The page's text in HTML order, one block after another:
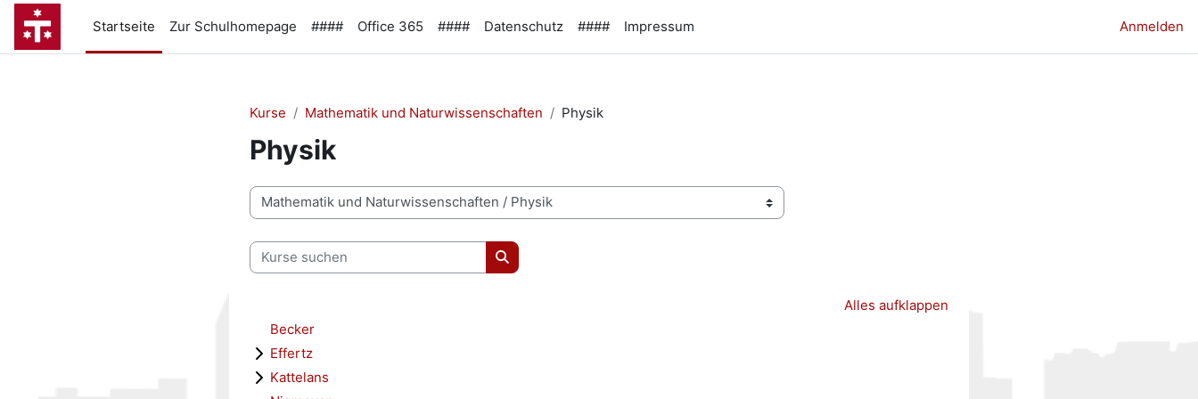
Zum Hauptinhalt
Startseite
Zur Schulhomepage #### Office 365 #### Datenschutz #### Impressum Anmelden
Kurse Mathematik und Naturwissenschaften Physik
Physik
Kursbereiche
Kurse suchen
Kurse suchen
Alles aufklappen
Becker
Effertz
Kattelans